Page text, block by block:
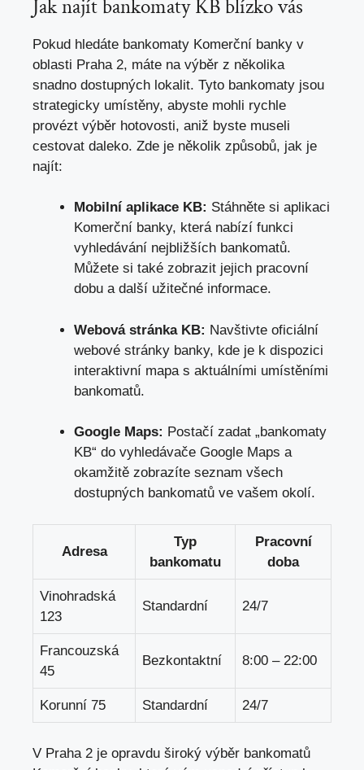
Jak najít bankomaty KB blízko vás
Pokud hledáte bankomaty Komerční banky v
oblasti Praha 2, máte na výběr z několika
snadno dostupných lokalit. Tyto bankomaty jsou
strategicky umístěny, abyste mohli rychle
provézt výběr hotovosti, aniž byste museli
cestovat daleko. Zde je několik způsobů, jak je
najít:
Mobilní aplikace KB: Stáhněte si aplikaci
Komerční banky, která nabízí funkci
vyhledávání nejbližších bankomatů.
Můžete si také zobrazit jejich pracovní
dobu a další užitečné informace.
Webová stránka KB: Navštivte oficiální
webové stránky banky, kde je k dispozici
interaktivní mapa s aktuálními umístěními
bankomatů.
Google Maps: Postačí zadat „bankomaty
KB“ do vyhledávače Google Maps a
okamžitě zobrazíte seznam všech
dostupných bankomatů ve vašem okolí.
Adresa
Typ
bankomatu
Pracovní
doba
Vinohradská
123
Standardní 24/7
Francouzská
45
Bezkontaktní 8:00 – 22:00
Korunní 75 Standardní 24/7
V Praha 2 je opravdu široký výběr bankomatů